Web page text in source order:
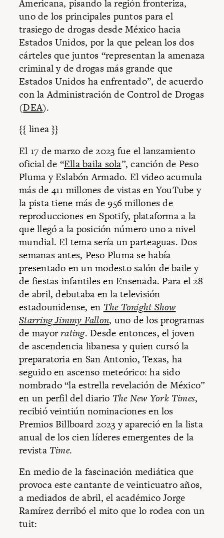
Americana, pisando la región fronteriza,
uno de los principales puntos para el
trasiego de drogas desde México hacia
Estados Unidos, por la que pelean los dos
cárteles que juntos “representan la amenaza
criminal y de drogas más grande que
Estados Unidos ha enfrentado”, de acuerdo
con la Administración de Control de Drogas
(DEA).
{{ linea }}
El 17 de marzo de 2023 fue el lanzamiento
oficial de “Ella baila sola”, canción de Peso
Pluma y Eslabón Armado. El video acumula
más de 411 millones de vistas en YouTube y
la pista tiene más de 956 millones de
reproducciones en Spotify, plataforma a la
que llegó a la posición número uno a nivel
mundial. El tema sería un parteaguas. Dos
semanas antes, Peso Pluma se había
presentado en un modesto salón de baile y
de fiestas infantiles en Ensenada. Para el 28
de abril, debutaba en la televisión
estadounidense, en The Tonight Show
Starring Jimmy Fallon, uno de los programas
de mayorrating. Desde entonces, el joven
de ascendencia libanesa y quien cursó la
preparatoria en San Antonio, Texas, ha
seguido en ascenso meteórico: ha sido
nombrado “la estrella revelación de México”
en un perfil del diario The New York Times,
recibió veintiún nominaciones en los
Premios Billboard 2023 y apareció en la lista
anual de los cien líderes emergentes de la
revista Time.
En medio de la fascinación mediática que
provoca este cantante de veinticuatro años,
a mediados de abril, el académico Jorge
Ramírez derribó el mito que lo rodea con un
tuit: